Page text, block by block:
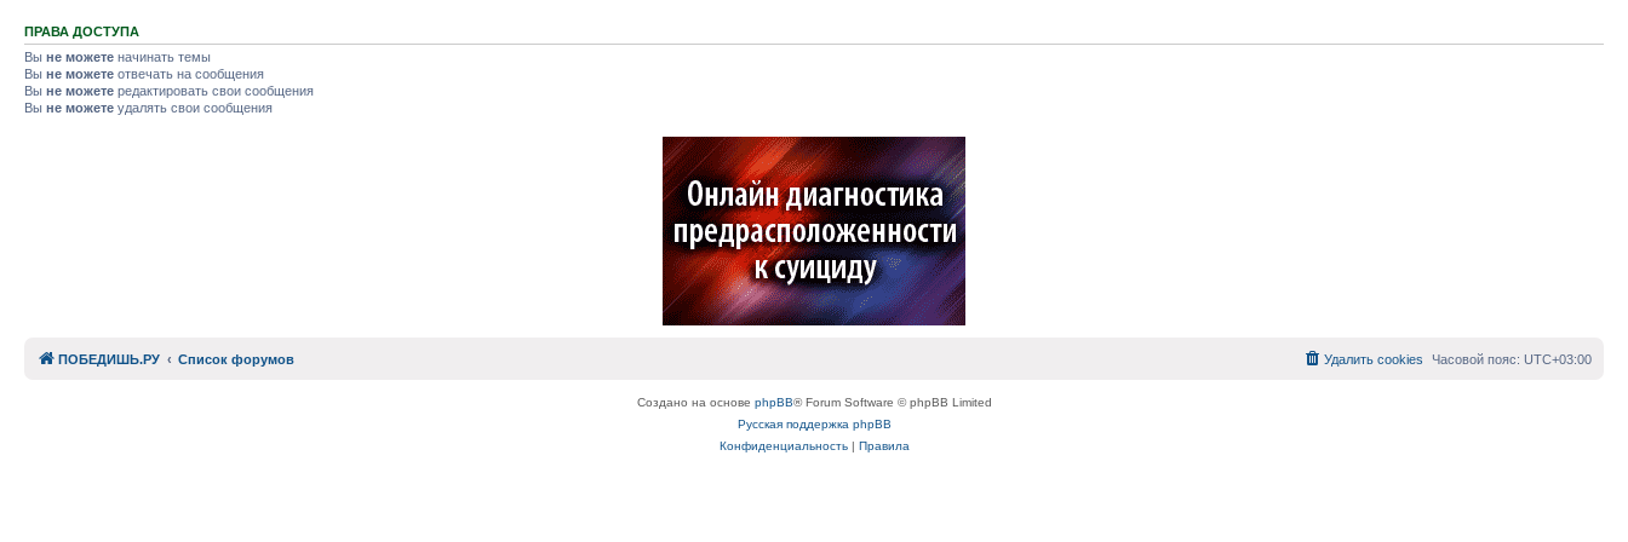
ПРАВА ДОСТУПА
Вы не можете начинать темы
Вы не можете отвечать на сообщения
Вы не можете редактировать свои сообщения
Вы не можете удалять свои сообщения
ПОБЕДИШЬ.РУ Список форумов Часовой пояс: UTC+03:00
Удалить cookies
Создано на основе phpBB® Forum Software © phpBB Limited
Русская поддержка phpBB
Конфиденциальность| Правила